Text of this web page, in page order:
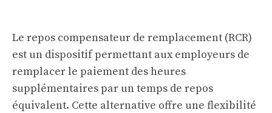
Le repos compensateur de remplacement (RCR)
est un dispositif permettant aux employeurs de
remplacer le paiement des heures
supplémentaires par un temps de repos
équivalent. Cette alternative offre une flexibilité